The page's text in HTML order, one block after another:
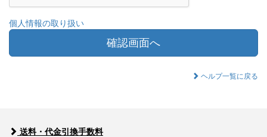
個人情報の取り扱い
確認画面へ
ヘルプ一覧に戻る
送料・代金引換手数料